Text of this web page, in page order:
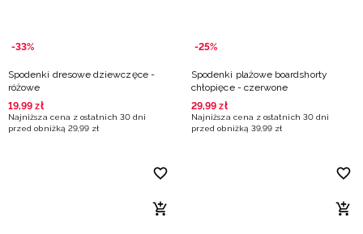
-33%
Spodenki dresowe dziewczęce -
różowe
19,99 zł
Najniższa cena z ostatnich 30 dni
przed obniżką 29,99 zł
-25%
Spodenki plażowe boardshorty
chłopięce - czerwone
29,99 zł
Najniższa cena z ostatnich 30 dni
przed obniżką 39,99 zł